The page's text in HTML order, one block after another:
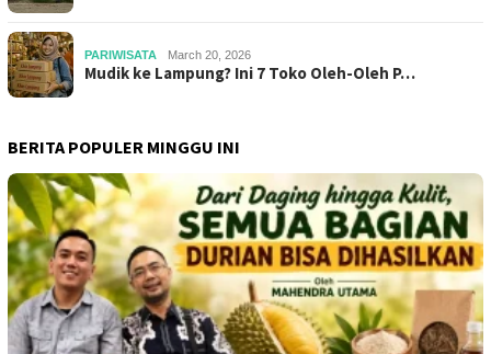
PARIWISATA March 20, 2026
Mudik ke Lampung? Ini 7 Toko Oleh-Oleh P…
BERITA POPULER MINGGU INI